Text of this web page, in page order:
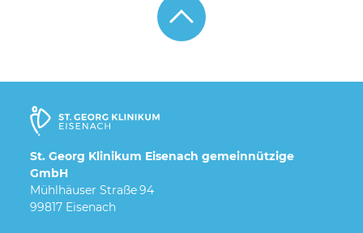
St. Georg Klinikum Eisenach gemeinnützige
GmbH
Mühlhäuser Straße 94
99817 Eisenach